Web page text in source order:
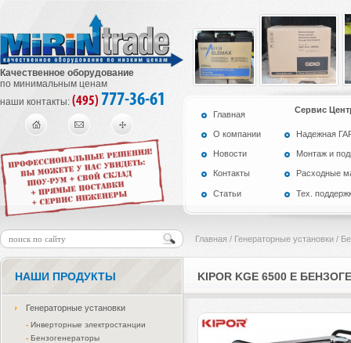
Качественное оборудование
по минимальным ценам
наши контакты: (495) 777-36-61
Главная
О компании
Новости
Контакты
Статьи
Сервис
Надежная
Монтаж и
Расходные
Тех.
Главная / Генераторные установки /
НАШИ ПРОДУКТЫ
Генераторные установки
- Инверторные электростанции
- Бензогенераторы
KIPOR KGE 6500 E